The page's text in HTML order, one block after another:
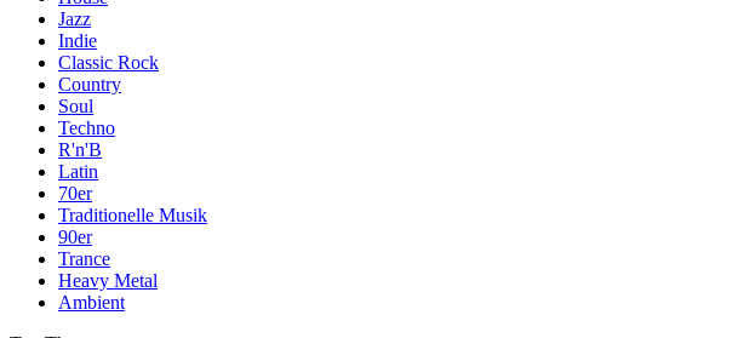
Jazz
Indie
Classic Rock
Country
Soul
Techno
R'n'B
Latin
70er
Traditionelle Musik
90er
Trance
Heavy Metal
Ambient